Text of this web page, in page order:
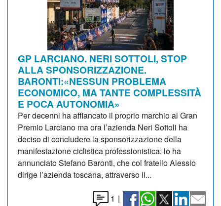
GP LARCIANO. NERI SOTTOLI, STOP
ALLA SPONSORIZZAZIONE.
BARONTI:«NESSUN PROBLEMA
ECONOMICO, MA TANTE COMPLESSITÀ
E POCA AUTONOMIA»
Per decenni ha affiancato il proprio marchio al Gran
Premio Larciano ma ora l’azienda Neri Sottoli ha
deciso di concludere la sponsorizzazione della
manifestazione ciclistica professionistica: lo ha
annunciato Stefano Baronti, che col fratello Alessio
dirige l’azienda toscana, attraverso il...
1 |